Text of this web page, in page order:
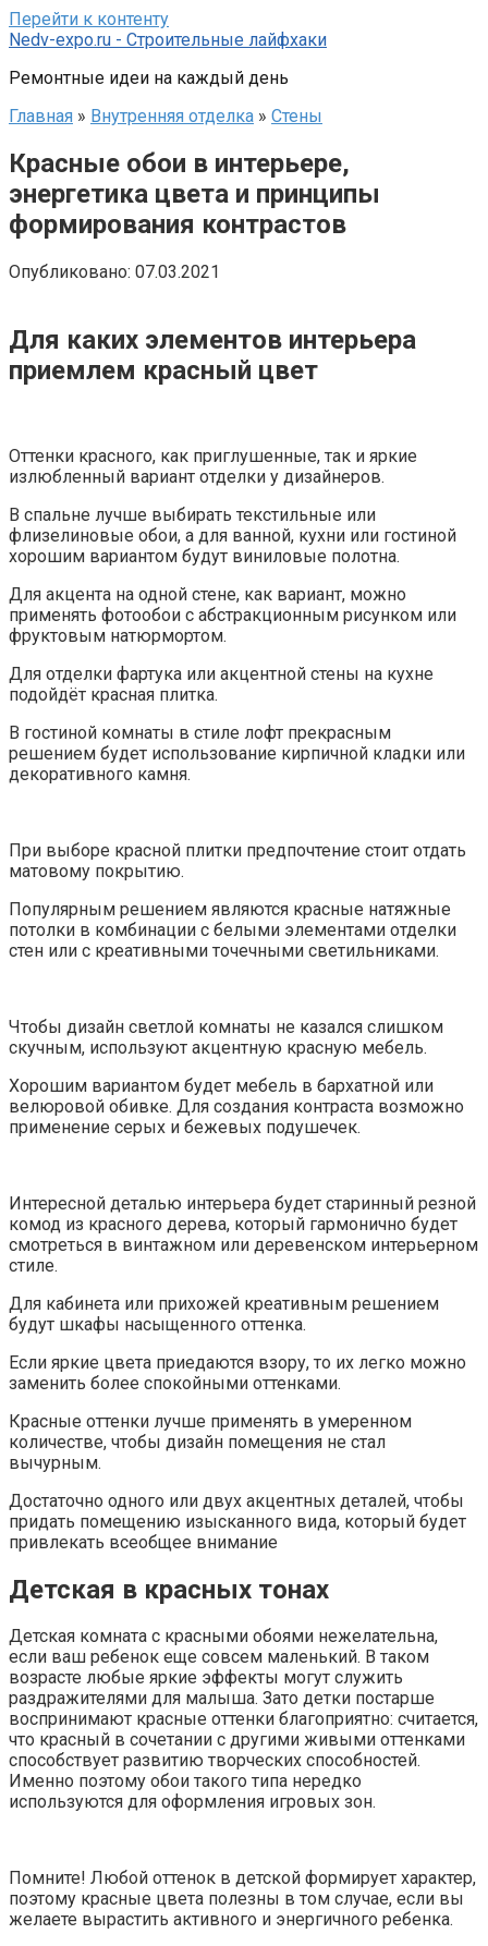
Перейти к контенту
Nedv-expo.ru - Строительные лайфхаки
Ремонтные идеи на каждый день
Главная » Внутренняя отделка » Стены
Красные обои в интерьере,
энергетика цвета и принципы
формирования контрастов
Опубликовано: 07.03.2021
Для каких элементов интерьера
приемлем красный цвет
Оттенки красного, как приглушенные, так и яркие
излюбленный вариант отделки у дизайнеров.
В спальне лучше выбирать текстильные или
флизелиновые обои, а для ванной, кухни или гостиной
хорошим вариантом будут виниловые полотна.
Для акцента на одной стене, как вариант, можно
применять фотообои с абстракционным рисунком или
фруктовым натюрмортом.
Для отделки фартука или акцентной стены на кухне
подойдёт красная плитка.
В гостиной комнаты в стиле лофт прекрасным
решением будет использование кирпичной кладки или
декоративного камня.
При выборе красной плитки предпочтение стоит отдать
матовому покрытию.
Популярным решением являются красные натяжные
потолки в комбинации с белыми элементами отделки
стен или с креативными точечными светильниками.
Чтобы дизайн светлой комнаты не казался слишком
скучным, используют акцентную красную мебель.
Хорошим вариантом будет мебель в бархатной или
велюровой обивке. Для создания контраста возможно
применение серых и бежевых подушечек.
Интересной деталью интерьера будет старинный резной
комод из красного дерева, который гармонично будет
смотреться в винтажном или деревенском интерьерном
стиле.
Для кабинета или прихожей креативным решением
будут шкафы насыщенного оттенка.
Если яркие цвета приедаются взору, то их легко можно
заменить более спокойными оттенками.
Красные оттенки лучше применять в умеренном
количестве, чтобы дизайн помещения не стал
вычурным.
Достаточно одного или двух акцентных деталей, чтобы
придать помещению изысканного вида, который будет
привлекать всеобщее внимание
Детская в красных тонах
Детская комната с красными обоями нежелательна,
если ваш ребенок еще совсем маленький. В таком
возрасте любые яркие эффекты могут служить
раздражителями для малыша. Зато детки постарше
воспринимают красные оттенки благоприятно: считается,
что красный в сочетании с другими живыми оттенками
способствует развитию творческих способностей.
Именно поэтому обои такого типа нередко
используются для оформления игровых зон.
Помните! Любой оттенок в детской формирует характер,
поэтому красные цвета полезны в том случае, если вы
желаете вырастить активного и энергичного ребенка.